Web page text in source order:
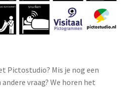
Pictostudio? Mis je nog een
vraag? We horen het